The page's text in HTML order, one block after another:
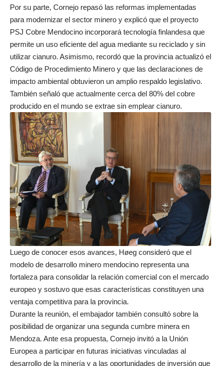
Por su parte, Cornejo repasó las reformas implementadas
para modernizar el sector minero y explicó que el proyecto
PSJ Cobre Mendocino incorporará tecnología finlandesa que
permite un uso eficiente del agua mediante su reciclado y sin
utilizar cianuro. Asimismo, recordó que la provincia actualizó el
Código de Procedimiento Minero y que las declaraciones de
impacto ambiental obtuvieron un amplio respaldo legislativo.
También señaló que actualmente cerca del 80% del cobre
producido en el mundo se extrae sin emplear cianuro.
Luego de conocer esos avances, Høeg consideró que el
modelo de desarrollo minero mendocino representa una
fortaleza para consolidar la relación comercial con el mercado
europeo y sostuvo que esas características constituyen una
ventaja competitiva para la provincia.
Durante la reunión, el embajador también consultó sobre la
posibilidad de organizar una segunda cumbre minera en
Mendoza. Ante esa propuesta, Cornejo invitó a la Unión
Europea a participar en futuras iniciativas vinculadas al
desarrollo de la minería y a las oportunidades de inversión que